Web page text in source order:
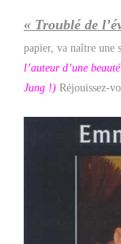
« Troublé de
papier, va naître une
l’auteur d’une
Jung !) Réjouissez-